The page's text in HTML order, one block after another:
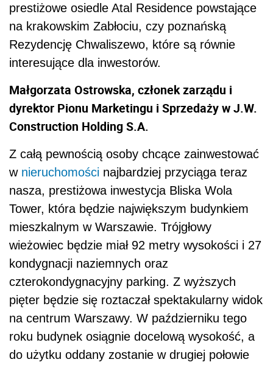
prestiżowe osiedle Atal Residence powstające
na krakowskim Zabłociu, czy poznańską
Rezydencję Chwaliszewo, które są równie
interesujące dla inwestorów.
Małgorzata Ostrowska, członek zarządu i
dyrektor Pionu Marketingu i Sprzedaży w J.W.
Construction Holding S.A.
Z całą pewnością osoby chcące zainwestować
w nieruchomości najbardziej przyciąga teraz
nasza, prestiżowa inwestycja Bliska Wola
Tower, która będzie największym budynkiem
mieszkalnym w Warszawie. Trójgłowy
wieżowiec będzie miał 92 metry wysokości i 27
kondygnacji naziemnych oraz
czterokondygnacyjny parking. Z wyższych
pięter będzie się roztaczał spektakularny widok
na centrum Warszawy. W październiku tego
roku budynek osiągnie docelową wysokość, a
do użytku oddany zostanie w drugiej połowie